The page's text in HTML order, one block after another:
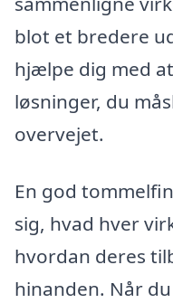
blot et bredere
hjælpe dig med
løsninger, du
overvejet.
En god
sig, hvad hver
hvordan deres
hinanden. Når